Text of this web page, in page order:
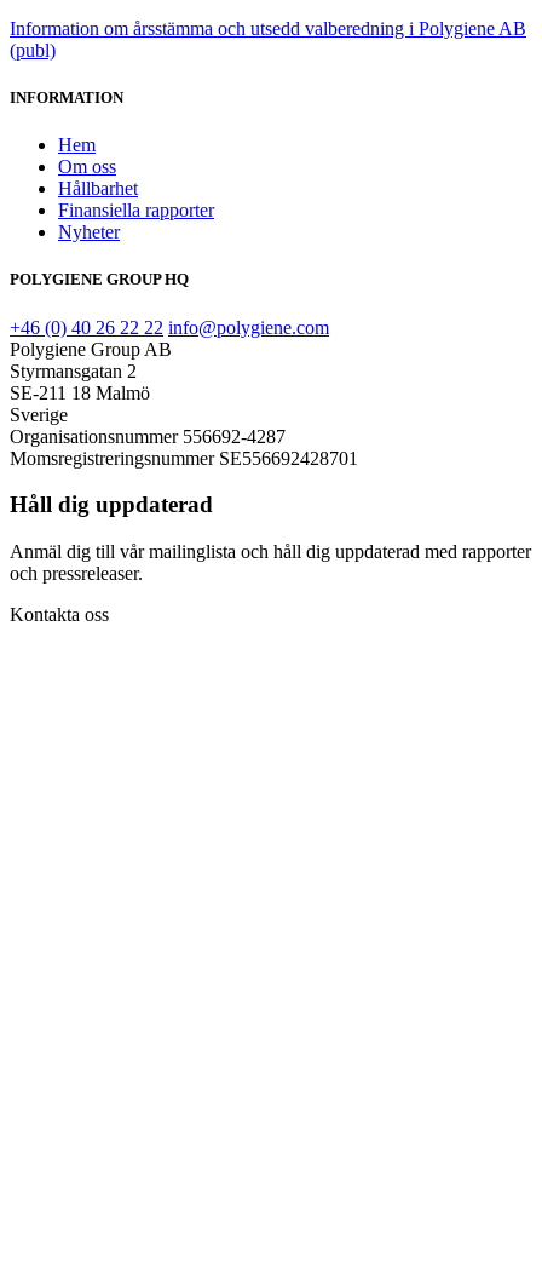
Information om årsstämma och utsedd valberedning i Polygiene AB
(publ)
INFORMATION
Hem
Om oss
Hållbarhet
Finansiella rapporter
Nyheter
POLYGIENE GROUP HQ
+46 (0) 40 26 22 22 info@polygiene.com
Polygiene Group AB
Styrmansgatan 2
SE-211 18 Malmö
Sverige
Organisationsnummer 556692-4287
Momsregistreringsnummer SE556692428701
Håll dig uppdaterad
Anmäl dig till vår mailinglista och håll dig uppdaterad med rapporter
och pressreleaser.
Kontakta oss